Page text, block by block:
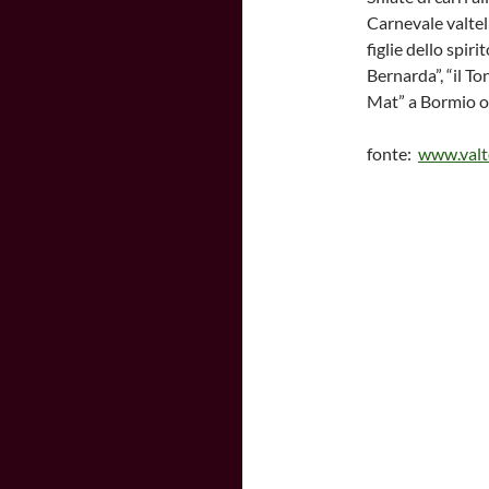
Carnevale
figlie dello
Bernarda”, “il
Mat” a Bormio
fonte: